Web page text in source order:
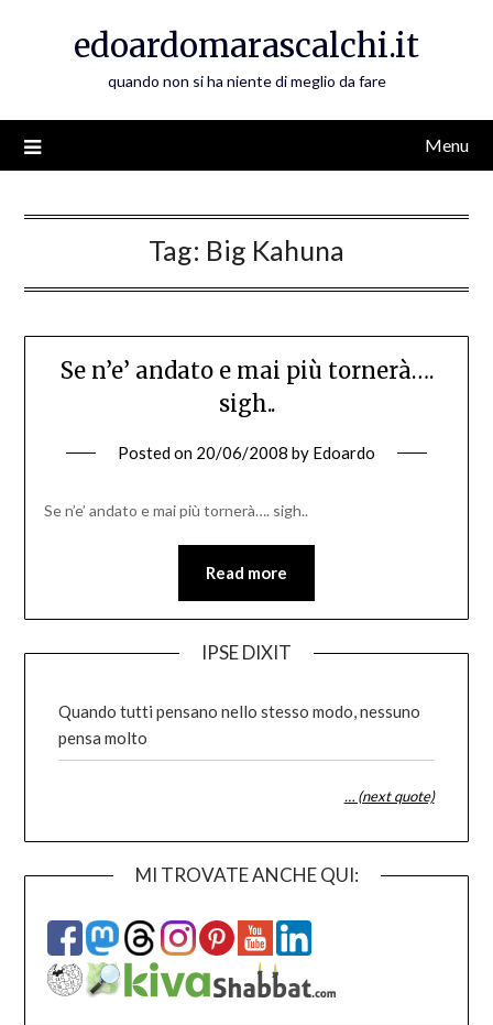
edoardomarascalchi.it
quando non si ha niente di meglio da fare
Menu
Tag: Big Kahuna
Se n’e’ andato e mai più tornerà….
sigh..
Posted on 20/06/2008 by Edoardo
Se n’e’ andato e mai più tornerà…. sigh..
Read more
IPSE DIXIT
Quando tutti pensano nello stesso modo, nessuno
pensa molto
… (next quote)
MI TROVATE ANCHE QUI: